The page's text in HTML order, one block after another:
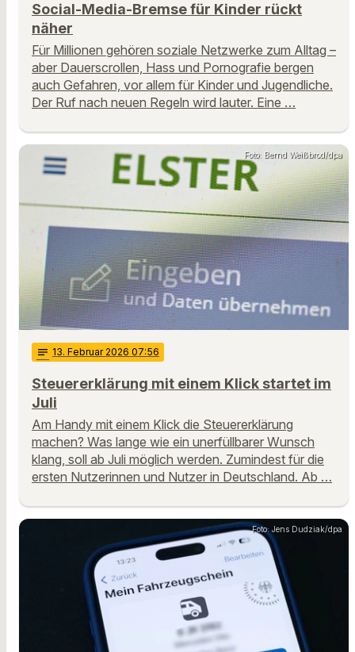
Social-Media-Bremse für Kinder rückt
näher
Für Millionen gehören soziale Netzwerke zum Alltag –
aber Dauerscrollen, Hass und Pornografie bergen
auch Gefahren, vor allem für Kinder und Jugendliche.
Der Ruf nach neuen Regeln wird lauter. Eine …
Foto: Bernd Weißbrod/dpa
notes 13. Februar 2026 07:56
Steuererklärung mit einem Klick startet im
Juli
Am Handy mit einem Klick die Steuererklärung
machen? Was lange wie ein unerfüllbarer Wunsch
klang, soll ab Juli möglich werden. Zumindest für die
ersten Nutzerinnen und Nutzer in Deutschland. Ab …
Foto: Jens Dudziak/dpa